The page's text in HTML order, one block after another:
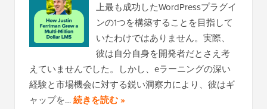
上最も成功したWordPressプラグイ
ンの1つを構築することを目指して
いたわけではありません。実際、
彼は自分自身を開発者だとさえ考
えていませんでした。しかし、eラーニングの深い
経験と市場機会に対する鋭い洞察力により、彼はギ
ャップを…続きを読む »